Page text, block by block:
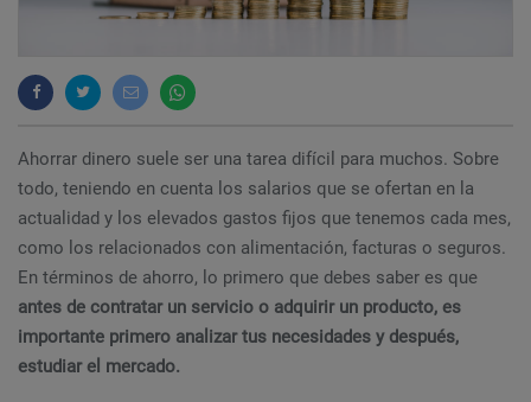
Ahorrar dinero suele ser una tarea difícil para muchos. Sobre
todo, teniendo en cuenta los salarios que se ofertan en la
actualidad y los elevados gastos fijos que tenemos cada mes,
como los relacionados con alimentación, facturas o seguros.
En términos de ahorro, lo primero que debes saber es que
antes de contratar un servicio o adquirir un producto, es
importante primero analizar tus necesidades y después,
estudiar el mercado.